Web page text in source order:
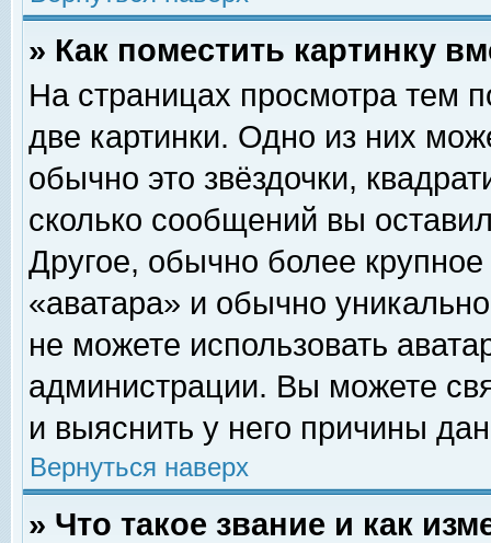
» Как поместить картинку
На страницах просмотра тем
две картинки. Одно из них
обычно это звёздочки,
сколько сообщений вы
Другое, обычно более
«аватара» и обычно
не можете использовать
администрации. Вы можете
и выяснить у него причины
Вернуться наверх
» Что такое звание и как